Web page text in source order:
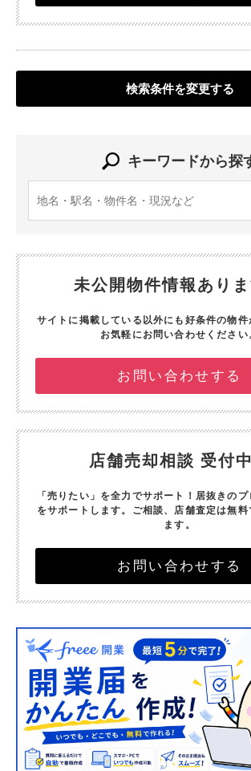
検索条件を変更する
キーワードから探
未公開物件情報ありま
サイトに掲載している以外にも好条件の物件
お気軽にお問い合わせください
お問い合わせする
店舗売却相談 受付中
「売りたい」を全力でサポート！ 居抜きの
をサポートします。 ご相談、店舗査定は無
ます。
お問い合わせする